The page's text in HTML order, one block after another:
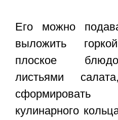
Его можно
выложить
плоское
листьями
кулинарного